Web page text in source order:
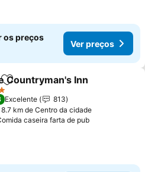
os preços
Ver preços
Adicionar aos favoritos
Countryman's Inn
Excelente
813
8.7 km de Centro da cidade
caseira farta de pubVer preços